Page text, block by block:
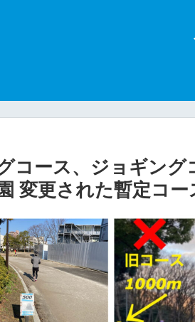
コース、ジョギン
変更された暫定コー